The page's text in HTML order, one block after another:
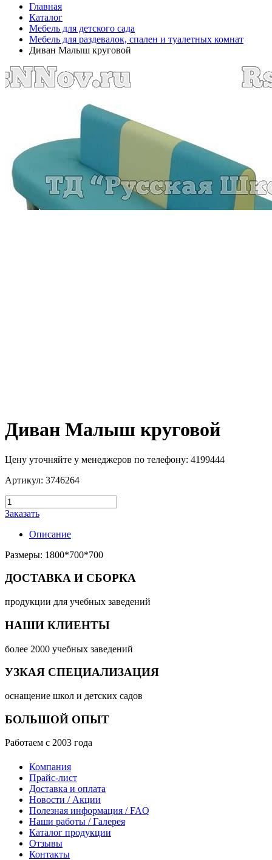
Главная
Каталог
Мебель для детского сада
Мебель для раздевалок, спален и туалетных комнат
Диван Малыш круговой
Диван Малыш круговой
Цену уточняйте у менеджеров по телефону: 4199444
Артикул: 3746264
Заказать
Описание
Размеры: 1800*700*700
ДОСТАВКА И СБОРКА
продукции для учебных заведений
НАШИ КЛИЕНТЫ
более 2000 учебных заведений
УЗКАЯ СПЕЦИАЛИЗАЦИЯ
оснащение школ и детских садов
БОЛЬШОЙ ОПЫТ
Работаем с 2003 года
Компания
Прайс-лист
Доставка и оплата
Новости / Акции
Полезная информация / FAQ
Наши работы / Галерея
Каталог продукции
Отзывы
Контакты